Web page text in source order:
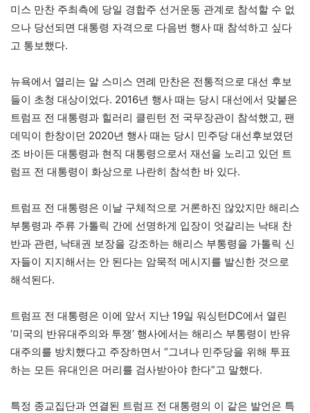
미스 만찬 주최측에 당일 경합주 선거운동 관계로 참석할 수 없
으나 당선되면 대통령 자격으로 다음번 행사 때 참석하고 싶다
고 통보했다.
뉴욕에서 열리는 알 스미스 연례 만찬은 전통적으로 대선 후보
들이 초청 대상이었다. 2016년 행사 때는 당시 대선에서 맞붙은
트럼프 전 대통령과 힐러리 클린턴 전 국무장관이 참석했고, 팬
데믹이 한창이던 2020년 행사 때는 당시 민주당 대선후보였던
조 바이든 대통령과 현직 대통령으로서 재선을 노리고 있던 트
럼프 전 대통령이 화상으로 나란히 참석한 바 있다.
트럼프 전 대통령은 이날 구체적으로 거론하진 않았지만 해리스
부통령과 주류 가톨릭 간에 선명하게 입장이 엇갈리는 낙태 찬
반과 관련, 낙태권 보장을 강조하는 해리스 부통령을 가톨릭 신
자들이 지지해서는 안 된다는 암묵적 메시지를 발신한 것으로
해석된다.
트럼프 전 대통령은 이에 앞서 지난 19일 워싱턴DC에서 열린
‘미국의 반유대주의와 투쟁’ 행사에서는 해리스 부통령이 반유
대주의를 방치했다고 주장하면서 “그녀나 민주당을 위해 투표
하는 모든 유대인은 머리를 검사받아야 한다”고 말했다.
특정 종교집단과 연결된 트럼프 전 대통령의 이 같은 발언은 특